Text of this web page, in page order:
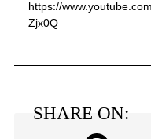
https://
Zjx0Q
SHARE ON: